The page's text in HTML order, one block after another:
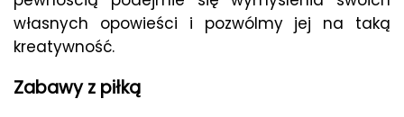
własnych opowieści i pozwólmy jej na taką
kreatywność.
Zabawy z piłką